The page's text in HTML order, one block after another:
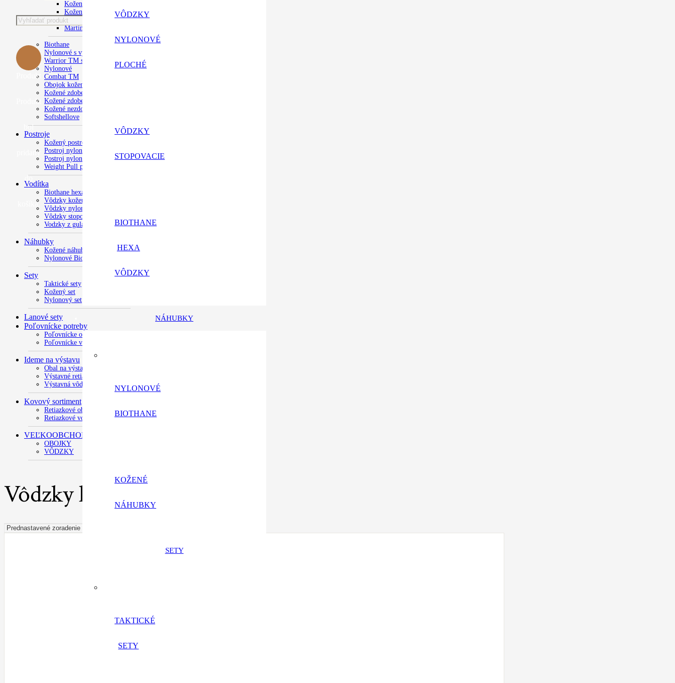
Produkt
Produkt
bol
pridaný
do
košíka.
VÔDZKY
NYLONOVÉ
PLOCHÉ
VÔDZKY
STOPOVACIE
BIOTHANE
HEXA
VÔDZKY
NÁHUBKY
NYLONOVÉ
BIOTHANE
KOŽENÉ
NÁHUBKY
SETY
TAKTICKÉ
SETY
Kožené Infinity
Kožené luxusné
Kožené s menom
Martingale
Biothane
Nylonové s výšivkou
Warrior TM s výšivkou
Nylonové
Combat TM
Obojok kožený s výšivkou
Kožené zdobené s menom psa
Kožené zdobené
Kožené nezdobené
Softshellove
Postroje
Kožený postroj
Postroj nylonový
Postroj nylonový s výšivkou
Weight Pull postroj
Vodítka
Biothane hexa vôdzky
Vôdzky kožené
Vôdzky nylonové ploché
Vôdzky stopovavcie
Vodzky z gulatého lana
Náhubky
Kožené náhubky
Nylonové BioTHANE
Sety
Taktické sety
Kožený set
Nylonový set
Lanové sety
Poľovnícke potreby
Poľovnícke obojky
Poľovnícke vôdzky
Ideme na výstavu
Obal na výstavné číslo
Výstavné retiazky
Výstavná vôdzka
Kovový sortiment
Retiazkové obojky
Retiazkové vodítka
VEĽKOOBCHOD
OBOJKY
VÔDZKY
Vôdzky kožené